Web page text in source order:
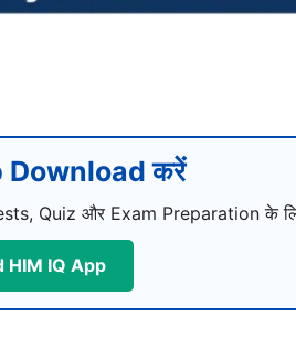
Download करें
Quiz और Exam Preparation के
HIM IQ App